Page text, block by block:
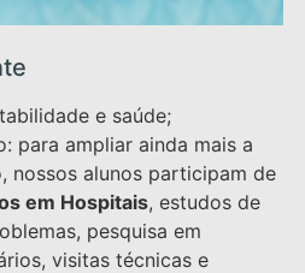
e saúde;
para ampliar ainda mais a
nossos alunos participam de
em Hospitais, estudos de
pesquisa em
visitas técnicas e